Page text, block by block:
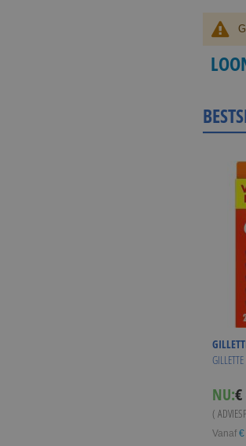
NU:€
(
Vanaf €